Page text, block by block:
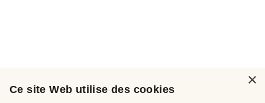
×
Ce site Web utilise des cookies